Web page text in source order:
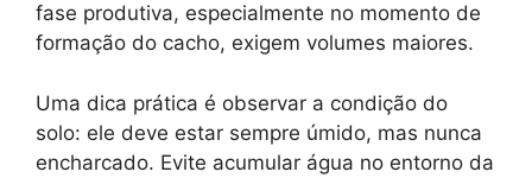
fase produtiva, especialmente no momento de
formação do cacho, exigem volumes maiores.
Uma dica prática é observar a condição do
solo: ele deve estar sempre úmido, mas nunca
encharcado. Evite acumular água no entorno da